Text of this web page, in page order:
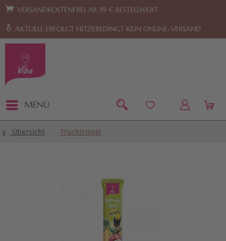
Zur Hauptnavigation springen Zum Footer springen
VERSANDKOSTENFREI AB 39 € BESTELLWERT
AKTUELL ERFOLGT HITZEBEDINGT KEIN ONLINE-VERSAND
MENÜ
Übersicht Fruchtriegel